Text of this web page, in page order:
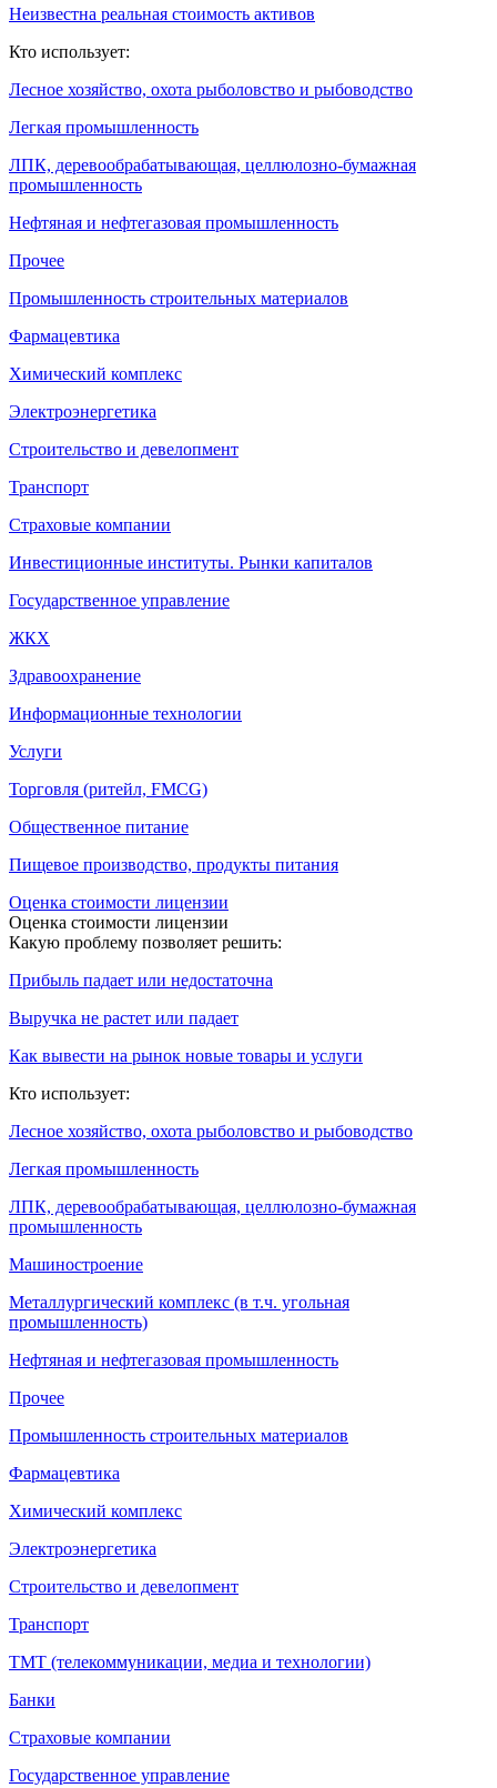
Неизвестна реальная стоимость активов
Кто использует:
Лесное хозяйство, охота рыболовство и рыбоводство
Легкая промышленность
ЛПК, деревообрабатывающая, целлюлозно-бумажная
промышленность
Нефтяная и нефтегазовая промышленность
Прочее
Промышленность строительных материалов
Фармацевтика
Химический комплекс
Электроэнергетика
Строительство и девелопмент
Транспорт
Страховые компании
Инвестиционные институты. Рынки капиталов
Государственное управление
ЖКХ
Здравоохранение
Информационные технологии
Услуги
Торговля (ритейл, FMCG)
Общественное питание
Пищевое производство, продукты питания
Оценка стоимости лицензии
Оценка стоимости лицензии
Какую проблему позволяет решить:
Прибыль падает или недостаточна
Выручка не растет или падает
Как вывести на рынок новые товары и услуги
Кто использует:
Лесное хозяйство, охота рыболовство и рыбоводство
Легкая промышленность
ЛПК, деревообрабатывающая, целлюлозно-бумажная
промышленность
Машиностроение
Металлургический комплекс (в т.ч. угольная
промышленность)
Нефтяная и нефтегазовая промышленность
Прочее
Промышленность строительных материалов
Фармацевтика
Химический комплекс
Электроэнергетика
Строительство и девелопмент
Транспорт
ТМТ (телекоммуникации, медиа и технологии)
Банки
Страховые компании
Государственное управление